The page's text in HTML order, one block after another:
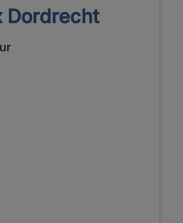
Dordrecht